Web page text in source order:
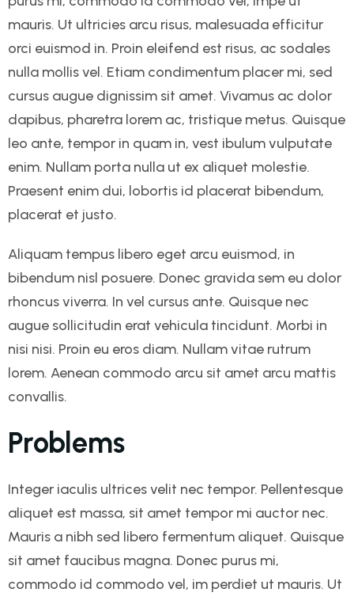
mauris. Ut ultricies arcu risus, malesuada efficitur
orci euismod in. Proin eleifend est risus, ac sodales
nulla mollis vel. Etiam condimentum placer mi, sed
cursus augue dignissim sit amet. Vivamus ac dolor
dapibus, pharetra lorem ac, tristique metus. Quisque
leo ante, tempor in quam in, vest ibulum vulputate
enim. Nullam porta nulla ut ex aliquet molestie.
Praesent enim dui, lobortis id placerat bibendum,
placerat et justo.
Aliquam tempus libero eget arcu euismod, in
bibendum nisl posuere. Donec gravida sem eu dolor
rhoncus viverra. In vel cursus ante. Quisque nec
augue sollicitudin erat vehicula tincidunt. Morbi in
nisi nisi. Proin eu eros diam. Nullam vitae rutrum
lorem. Aenean commodo arcu sit amet arcu mattis
convallis.
Problems
Integer iaculis ultrices velit nec tempor. Pellentesque
aliquet est massa, sit amet tempor mi auctor nec.
Mauris a nibh sed libero fermentum aliquet. Quisque
sit amet faucibus magna. Donec purus mi,
commodo id commodo vel, im perdiet ut mauris. Ut